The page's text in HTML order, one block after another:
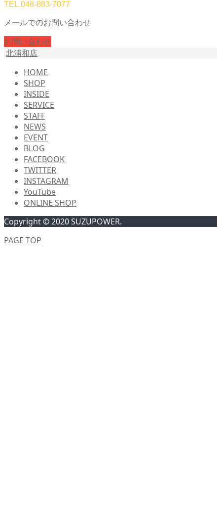
TEL.048-883-7077
メールでのお問い合わせ
お問い合わせ
北浦和店
HOME
SHOP
INSIDE
SERVICE
STAFF
NEWS
EVENT
BLOG
FACEBOOK
TWITTER
INSTAGRAM
YouTube
ONLINE SHOP
Copyright © 2020 SUZUPOWER.
PAGE TOP